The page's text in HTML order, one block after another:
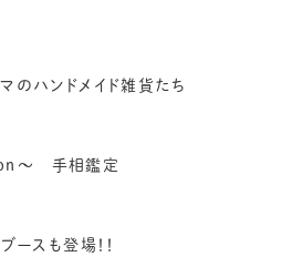
ハンドメイド雑貨たち
〜 手相鑑定
ースも登場！！